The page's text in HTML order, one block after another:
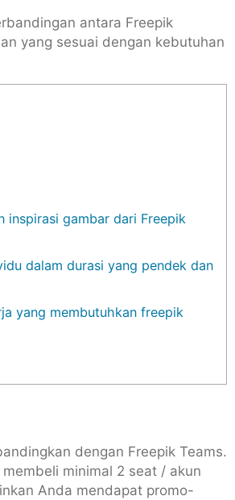
antara Freepik
yang sesuai dengan kebutuhan
inspirasi gambar dari Freepik
dalam durasi yang pendek dan
yang membutuhkan freepik
dengan Freepik Teams.
minimal 2 seat / akun
Anda mendapat promo-